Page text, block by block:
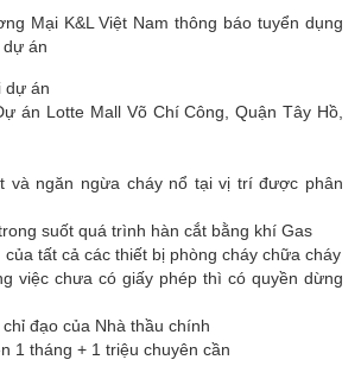
Mại K&L Việt Nam thông báo tuyển dụng
án
dự án
án Lotte Mall Võ Chí Công, Quận Tây Hồ,
và ngăn ngừa cháy nổ tại vị trí được phân
suốt quá trình hàn cắt bằng khí Gas
tất cả các thiết bị phòng cháy chữa cháy
việc chưa có giấy phép thì có quyền dừng
đạo của Nhà thầu chính
1 tháng + 1 triệu chuyên cần